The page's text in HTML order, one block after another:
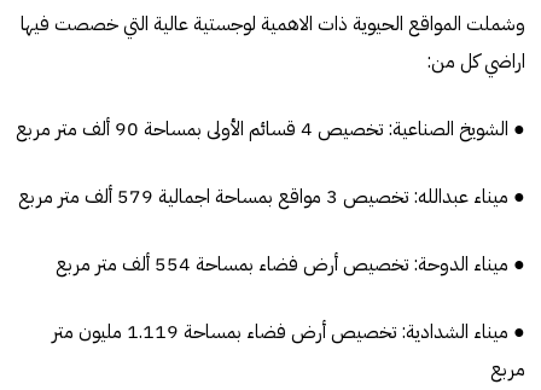
وشملت المواقع الحيوية ذات الاهمية لوجستية عالية التي خصصت فيها
اراضي كل من:
● الشويخ الصناعية: تخصيص 4 قسائم الأولى بمساحة 90 ألف متر مربع
● ميناء عبدالله: تخصيص 3 مواقع بمساحة اجمالية 579 ألف متر مربع
● ميناء الدوحة: تخصيص أرض فضاء بمساحة 554 ألف متر مربع
● ميناء الشدادية: تخصيص أرض فضاء بمساحة 1.119 مليون متر
مربع